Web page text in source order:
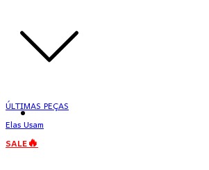
ÚLTIMAS PEÇAS
Elas Usam
SALE🔥